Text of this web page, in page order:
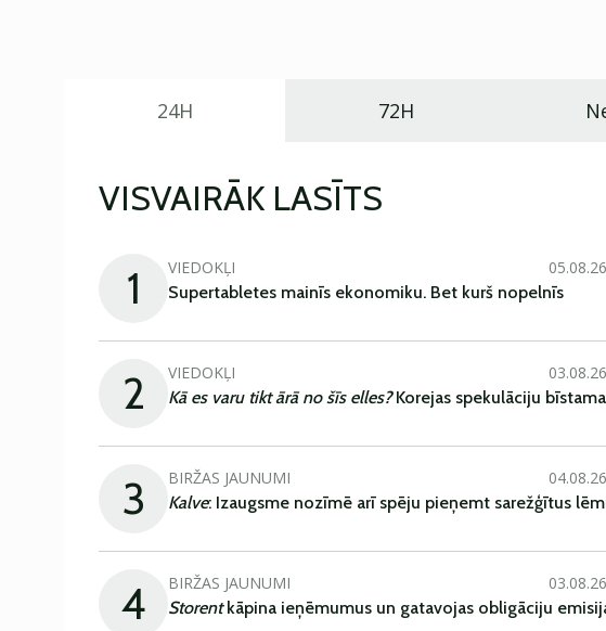
24H 72H
VISVAIRĀK LASĪTS
1 VIEDOKĻI
Supertabletes mainīs ekonomiku. Bet kurš nopelnīs
2 VIEDOKĻI
Kā es varu tikt ārā no šīs elles?Korejas spekulāciju
3 BIRŽAS JAUNUMI
Kalve: Izaugsme nozīmē arī spēju pieņemt sarežģītus
4 BIRŽAS JAUNUMI
Storentkāpina ieņēmumus un gatavojas obligāciju